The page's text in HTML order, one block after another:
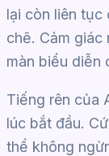
lại còn liên
chẽ. Cảm
màn biểu diễn
Tiếng rên của
lúc bắt đầu.
thể không